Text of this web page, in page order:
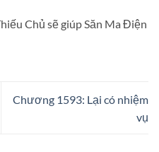
Chủ sẽ giúp Săn Ma Điện
Chương 1593: Lại có nhiệm
vụ